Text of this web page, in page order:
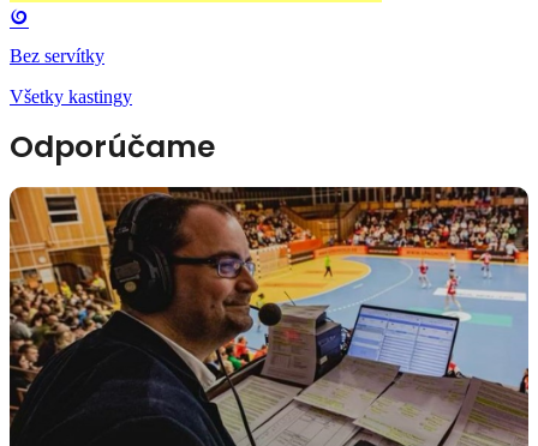
Bez servítky
Všetky kastingy
Odporúčame